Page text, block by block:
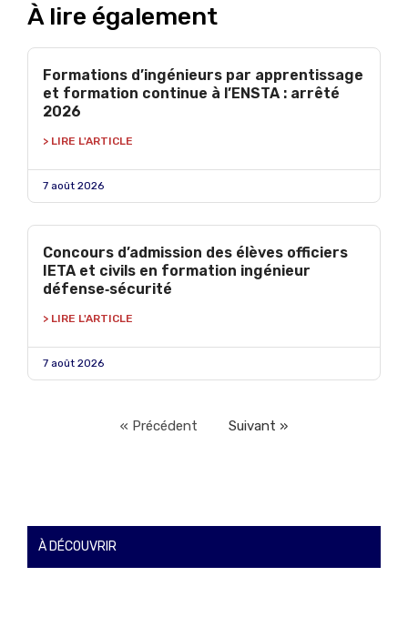
À lire également
Formations d’ingénieurs par apprentissage
et formation continue à l’ENSTA : arrêté
2026
> LIRE L'ARTICLE
7 août 2026
Concours d’admission des élèves officiers
IETA et civils en formation ingénieur
défense‑sécurité
> LIRE L'ARTICLE
7 août 2026
« Précédent Suivant »
À DÉCOUVRIR